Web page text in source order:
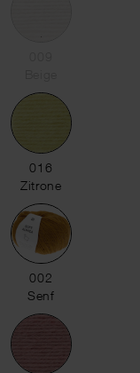
016 Zitrone
016
Zitrone
002 Senf
002
Senf